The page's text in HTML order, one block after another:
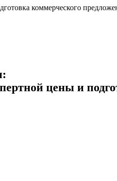
коммерческого
цены и